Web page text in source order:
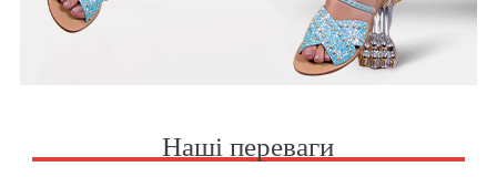
Наші переваги